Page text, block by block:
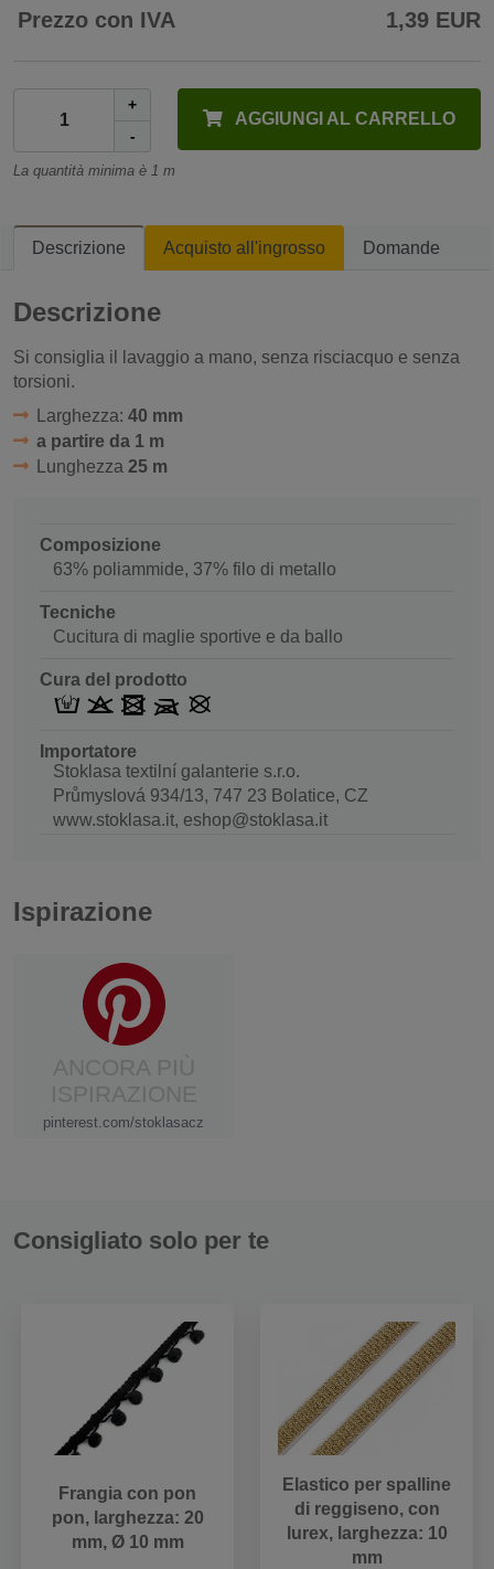
Prezzo con IVA 1,39 EUR
+
-
AGGIUNGI AL CARRELLO
La quantità minima è 1 m
Descrizione Acquisto all'ingrosso Domande
Descrizione
Si consiglia il lavaggio a mano, senza risciacquo e senza
torsioni.
Larghezza: 40 mm
a partire da 1 m
Lunghezza 25 m
Composizione
63% poliammide, 37% filo di metallo
Tecniche
Cucitura di maglie sportive e da ballo
Cura del prodotto
Importatore
Stoklasa textilní galanterie s.r.o.
Průmyslová 934/13, 747 23 Bolatice, CZ
www.stoklasa.it, eshop@stoklasa.it
Ispirazione
pinterest.com/stoklasacz
Consigliato solo per te
Frangia con pon
pon, larghezza: 20
mm, Ø 10 mm
Elastico per spalline
di reggiseno, con
lurex, larghezza: 10
mm